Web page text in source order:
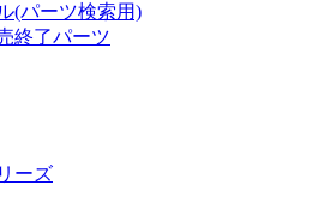
(パーツ検索用)
終了パーツ
ーズ